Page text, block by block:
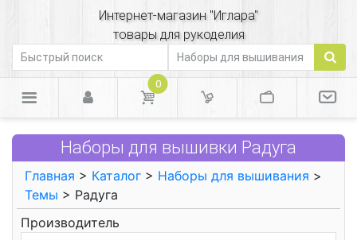
Интернет-магазин "Иглара"
товары для рукоделия
0
Наборы для вышивки Радуга
Главная > Каталог > Наборы для вышивания >
Темы > Радуга
Производитель